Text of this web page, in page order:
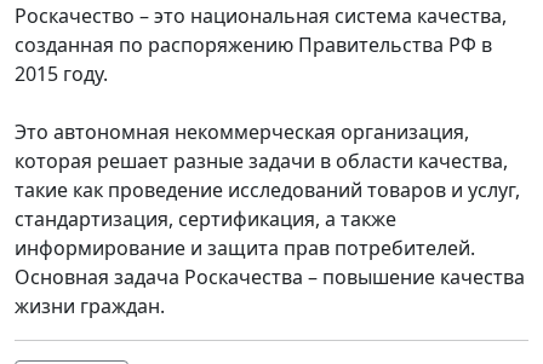
Роскачество – это национальная система качества,
созданная по распоряжению Правительства РФ в
2015 году.
Это автономная некоммерческая организация,
которая решает разные задачи в области качества,
такие как проведение исследований товаров и услуг,
стандартизация, сертификация, а также
информирование и защита прав потребителей.
Основная задача Роскачества – повышение качества
жизни граждан.